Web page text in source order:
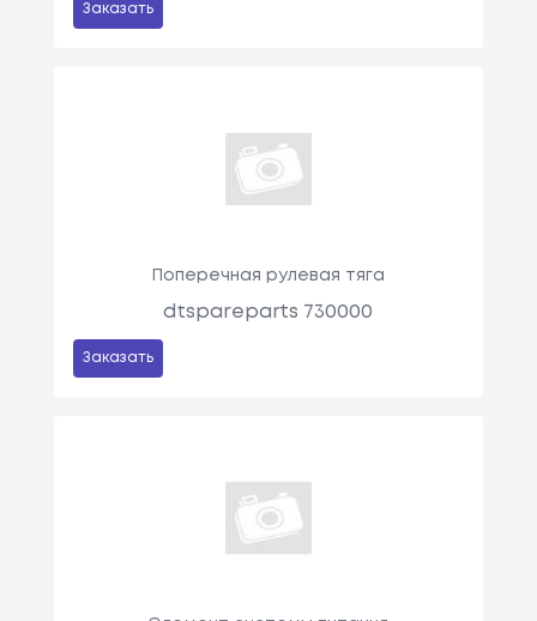
Заказать
Поперечная рулевая тяга
dtspareparts 730000
Заказать